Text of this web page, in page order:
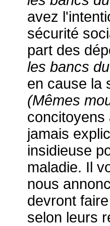
avez
sécurité
part des
les bancs
en cause la
(Mêmes
concitoyens
jamais
insidieuse
maladie. Il
nous
devront
selon leurs